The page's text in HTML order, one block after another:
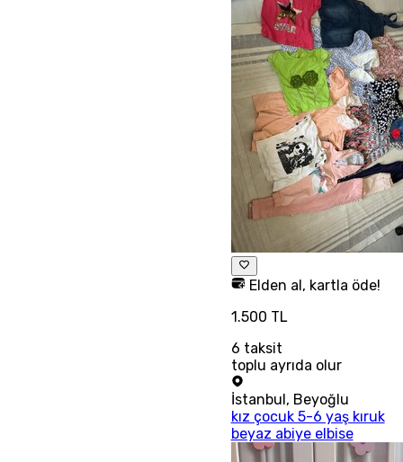
Elden al, kartla öde!
1.500 TL
6 taksit
toplu ayrıda olur
İstanbul , Beyoğlu
kız çocuk 5-6 yaş kıruk
beyaz abiye elbise